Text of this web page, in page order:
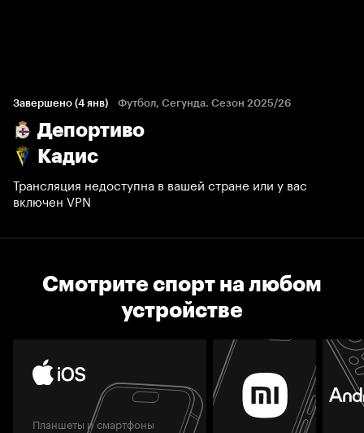
Завершено (4 янв) Футбол, Сегунда. Сезон 2025/26
Депортиво
Кадис
Трансляция недоступна в вашей стране или у вас
включен VPN
Смотрите спорт на любом
устройстве
Планшеты и смартфоны